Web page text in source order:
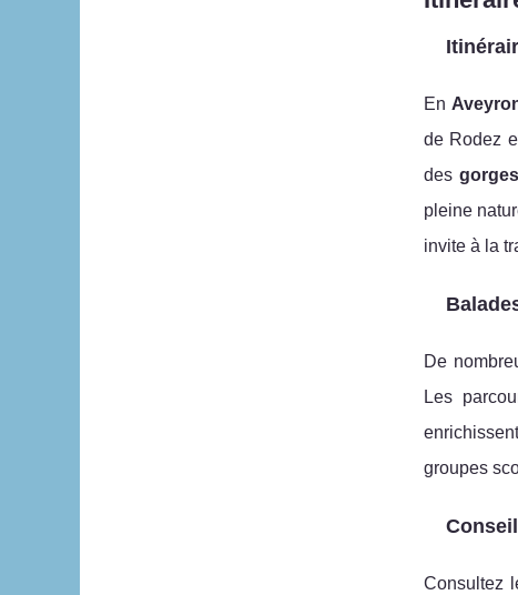
En
de Rodez
des
pleine
invite à la
De
Les
groupes
Consultez